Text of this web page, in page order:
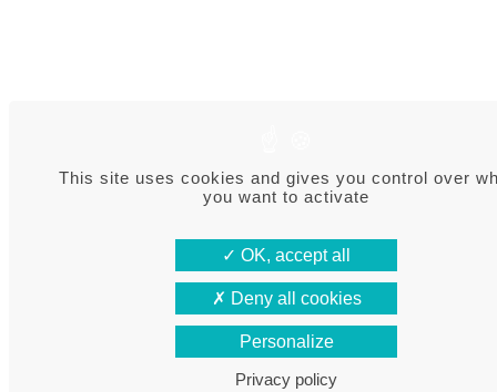
This site uses cookies and gives you control over
you want to activate
OK, accept all
Deny all cookies
Personalize
Privacy policy